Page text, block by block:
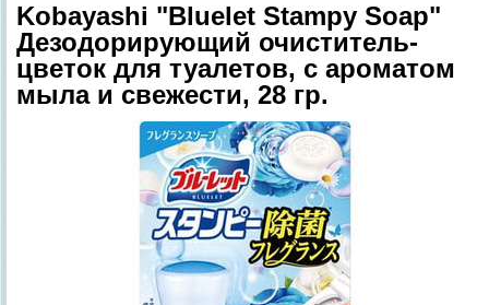
Kobayashi "Bluelet Stampy Soap"
Дезодорирующий очиститель-
цветок для туалетов, с ароматом
мыла и свежести, 28 гр.